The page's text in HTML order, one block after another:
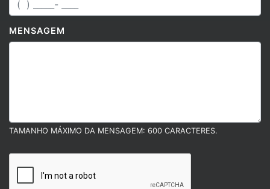
MENSAGEM
TAMANHO MÁXIMO DA MENSAGEM: 600 CARACTERES.